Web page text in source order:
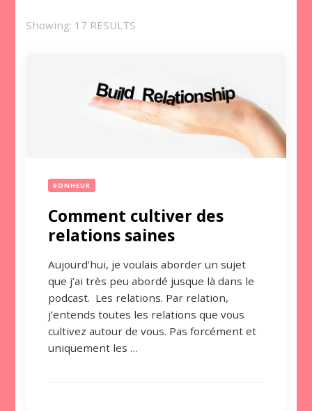
Showing: 17 RESULTS
BONHEUR
Comment cultiver des
relations saines
Aujourd’hui, je voulais aborder un sujet
que j’ai très peu abordé jusque là dans le
podcast. Les relations. Par relation,
j’entends toutes les relations que vous
cultivez autour de vous. Pas forcément et
uniquement les …